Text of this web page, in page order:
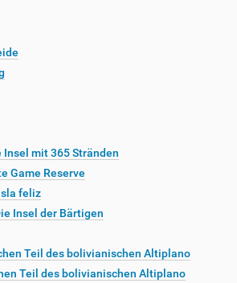
Insel mit 365 Stränden
Game Reserve
feliz
Insel der Bärtigen
Teil des bolivianischen Altiplano
Teil des bolivianischen Altiplano